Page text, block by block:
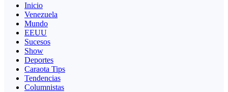
Inicio
Venezuela
Mundo
EEUU
Sucesos
Show
Deportes
Caraota Tips
Tendencias
Columnistas